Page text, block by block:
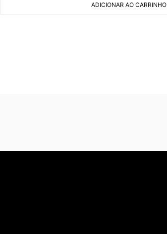
ADICIONAR AO CARRINHO